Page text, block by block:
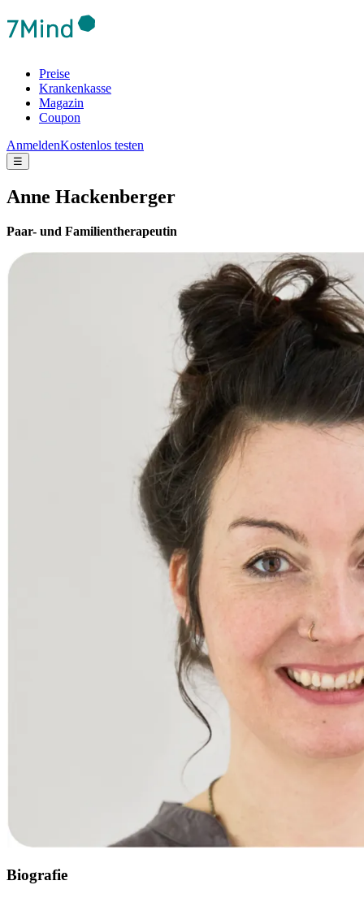
Preise
Krankenkasse
Magazin
Coupon
AnmeldenKostenlos testen
☰
Anne Hackenberger
Paar- und Familientherapeutin
Biografie